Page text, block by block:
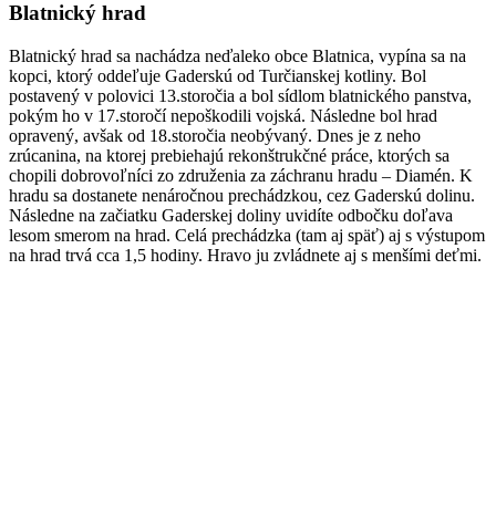
Blatnický hrad
Blatnický hrad sa nachádza neďaleko obce Blatnica, vypína sa na
kopci, ktorý oddeľuje Gaderskú od Turčianskej kotliny. Bol
postavený v polovici 13.storočia a bol sídlom blatnického panstva,
pokým ho v 17.storočí nepoškodili vojská. Následne bol hrad
opravený, avšak od 18.storočia neobývaný. Dnes je z neho
zrúcanina, na ktorej prebiehajú rekonštrukčné práce, ktorých sa
chopili dobrovoľníci zo združenia za záchranu hradu – Diamén. K
hradu sa dostanete nenáročnou prechádzkou, cez Gaderskú dolinu.
Následne na začiatku Gaderskej doliny uvidíte odbočku doľava
lesom smerom na hrad. Celá prechádzka (tam aj späť) aj s výstupom
na hrad trvá cca 1,5 hodiny. Hravo ju zvládnete aj s menšími deťmi.